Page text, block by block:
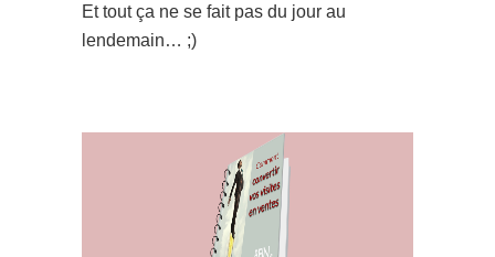
Et tout ça ne se fait pas du jour au
lendemain… ;)